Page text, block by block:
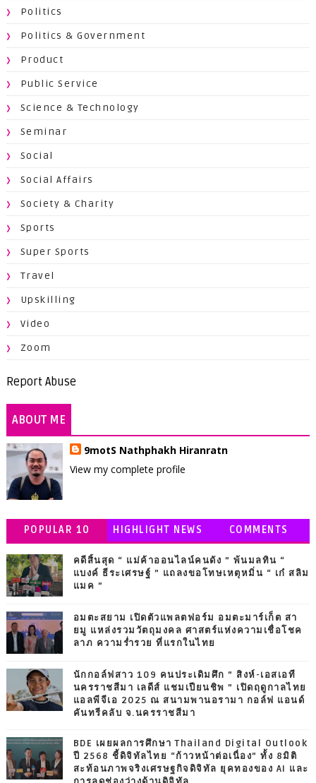
Politics
Politics & Government
Product
Public Service
Science & Technology
Seminar
Social
Social Affairs
Society & Charity
Sports
Super Sports
Travel
Upskilling
Video
Zoom
Report Abuse
ABOUT ME
9motS Nathphakh Hiranratn
View my complete profile
POPULAR 10 HIGHLIGHT NEWS COMMENTS
คดีสิ้นสุด “ แม่ค้าออนไลน์คนดัง ” พ้นมลทิน “
แบงค์ ธีระเศรษฐ์ ” แถลงขอโทษเหตุหมิ่น “ เก๋ สลิม
แมค ”
อมตะสยาม เปิดตัวแพลตฟอร์ม อมตะมาร์เก็ต สา
ยมู แหล่งรวมวัตถุมงคล ศาสตร์แห่งความเชื่อโชค
ลาภ ความร่ำรวย ที่แรกในไทย
นักกอล์ฟสาว 109 คนประเดิมศึก ” สิงห์-เอสเอที
นครราชสีมา เลดีส์ แชมเปียนชิพ ” เปิดฤดูกาลไทย
แอลพีจีเอ 2025 ณ สนามพานอรามา กอล์ฟ แอนด์
คันทรีคลับ จ.นครราชสีมา
BDE เผยผลการศึกษา Thailand Digital Outlook
ปี 2568 ชี้ดิจิทัลไทย “ก้าวหน้าต่อเนื่อง” ทั้ง 8มิติ
สะท้อนภาพจริงเศรษฐกิจดิจิทัล ยุคทองของ AI และ